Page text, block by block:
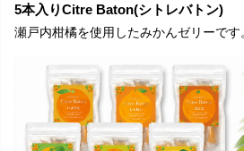
5本入りCitre Baton(シトレバトン)
瀬戸内柑橘を使用したみかんゼリーで